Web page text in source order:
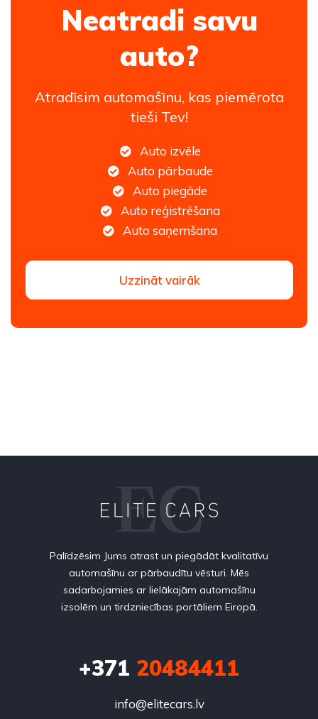
Neatradi savu
auto?
Atradīsim automašīnu, kas piemērota
tieši Tev!
Auto izvēle
Auto pārbaude
Auto piegāde
Auto reģistrēšana
Auto saņemšana
Uzzināt vairāk
Palīdzēsim Jums atrast un piegādāt kvalitatīvu
automašīnu ar pārbaudītu vēsturi. Mēs
sadarbojamies ar lielākajām automašīnu
izsolēm un tirdzniecības portāliem Eiropā.
+371 20484411
info@elitecars.lv